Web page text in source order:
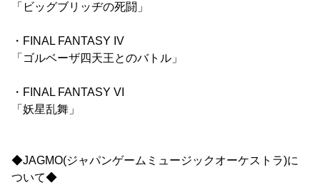
「ビッグブリッヂの死闘」
・FINAL FANTASY IV
「ゴルベーザ四天王とのバトル」
・FINAL FANTASY VI
「妖星乱舞」
◆JAGMO(ジャパンゲームミュージックオーケストラ)に
ついて◆